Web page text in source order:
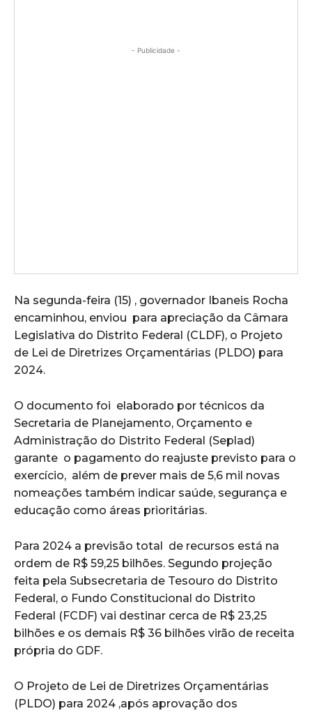
- Publicidade -
Na segunda-feira (15) , governador Ibaneis Rocha
encaminhou, enviou para apreciação da Câmara
Legislativa do Distrito Federal (CLDF), o Projeto
de Lei de Diretrizes Orçamentárias (PLDO) para
2024.
O documento foi elaborado por técnicos da
Secretaria de Planejamento, Orçamento e
Administração do Distrito Federal (Seplad)
garante o pagamento do reajuste previsto para o
exercício, além de prever mais de 5,6 mil novas
nomeações também indicar saúde, segurança e
educação como áreas prioritárias.
Para 2024 a previsão total de recursos está na
ordem de R$ 59,25 bilhões. Segundo projeção
feita pela Subsecretaria de Tesouro do Distrito
Federal, o Fundo Constitucional do Distrito
Federal (FCDF) vai destinar cerca de R$ 23,25
bilhões e os demais R$ 36 bilhões virão de receita
própria do GDF.
O Projeto de Lei de Diretrizes Orçamentárias
(PLDO) para 2024 ,após aprovação dos